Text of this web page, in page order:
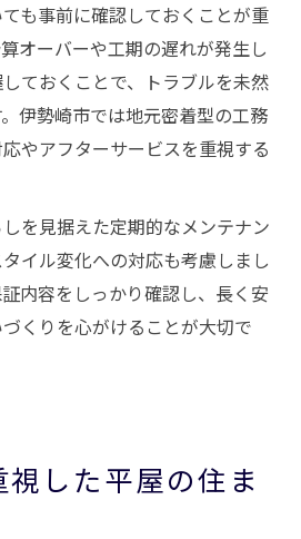
も事前に確認しておくことが重
オーバーや工期の遅れが発生し
ておくことで、トラブルを未然
伊勢崎市では地元密着型の工務
やアフターサービスを重視する
を見据えた定期的なメンテナン
イル変化への対応も考慮しまし
内容をしっかり確認し、長く安
くりを心がけることが大切で
した平屋の住ま